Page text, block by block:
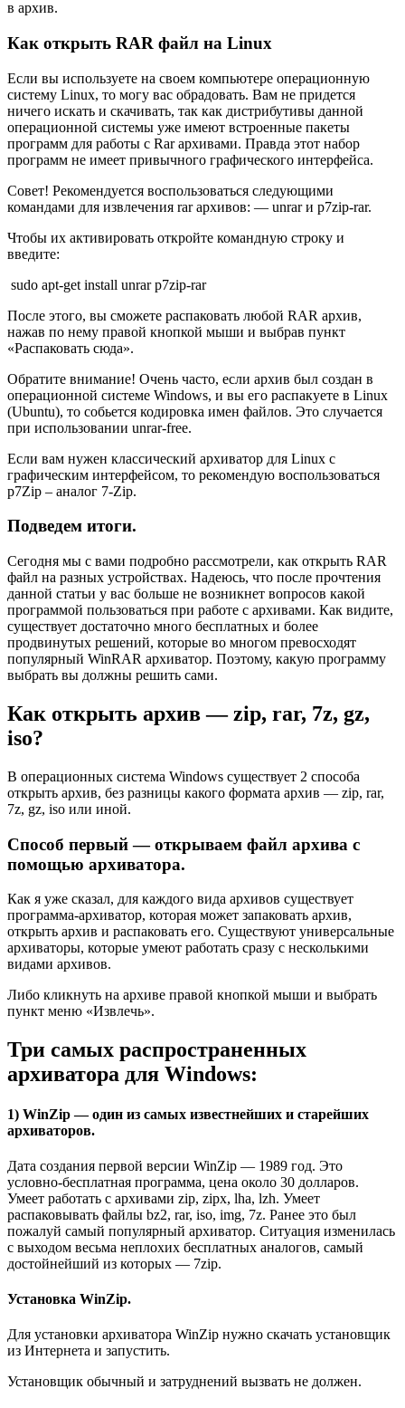
в архив.
Как открыть RAR файл на Linux
Если вы используете на своем компьютере операционную
систему Linux, то могу вас обрадовать. Вам не придется
ничего искать и скачивать, так как дистрибутивы данной
операционной системы уже имеют встроенные пакеты
программ для работы с Rar архивами. Правда этот набор
программ не имеет привычного графического интерфейса.
Совет! Рекомендуется воспользоваться следующими
командами для извлечения rar архивов: — unrar и p7zip-rar.
Чтобы их активировать откройте командную строку и
введите:
sudo apt-get install unrar p7zip-rar
После этого, вы сможете распаковать любой RAR архив,
нажав по нему правой кнопкой мыши и выбрав пункт
«Распаковать сюда».
Обратите внимание! Очень часто, если архив был создан в
операционной системе Windows, и вы его распакуете в Linux
(Ubuntu), то собьется кодировка имен файлов. Это случается
при использовании unrar-free.
Если вам нужен классический архиватор для Linux c
графическим интерфейсом, то рекомендую воспользоваться
p7Zip – аналог 7-Zip.
Подведем итоги.
Сегодня мы с вами подробно рассмотрели, как открыть RAR
файл на разных устройствах. Надеюсь, что после прочтения
данной статьи у вас больше не возникнет вопросов какой
программой пользоваться при работе с архивами. Как видите,
существует достаточно много бесплатных и более
продвинутых решений, которые во многом превосходят
популярный WinRAR архиватор. Поэтому, какую программу
выбрать вы должны решить сами.
Как открыть архив — zip, rar, 7z, gz,
iso?
В операционных система Windows существует 2 способа
открыть архив, без разницы какого формата архив — zip, rar,
7z, gz, iso или иной.
Способ первый — открываем файл архива с
помощью архиватора.
Как я уже сказал, для каждого вида архивов существует
программа-архиватор, которая может запаковать архив,
открыть архив и распаковать его. Существуют универсальные
архиваторы, которые умеют работать сразу с несколькими
видами архивов.
Либо кликнуть на архиве правой кнопкой мыши и выбрать
пункт меню «Извлечь».
Три самых распространенных
архиватора для Windows:
1) WinZip — один из самых известнейших и старейших
архиваторов.
Дата создания первой версии WinZip — 1989 год. Это
условно-бесплатная программа, цена около 30 долларов.
Умеет работать с архивами zip, zipx, lha, lzh. Умеет
распаковывать файлы bz2, rar, iso, img, 7z. Ранее это был
пожалуй самый популярный архиватор. Ситуация изменилась
с выходом весьма неплохих бесплатных аналогов, самый
достойнейший из которых — 7zip.
Установка WinZip.
Для установки архиватора WinZip нужно скачать установщик
из Интернета и запустить.
Установщик обычный и затруднений вызвать не должен.